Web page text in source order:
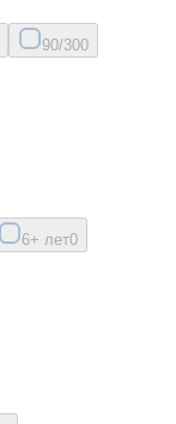
90/300
6+ лет0